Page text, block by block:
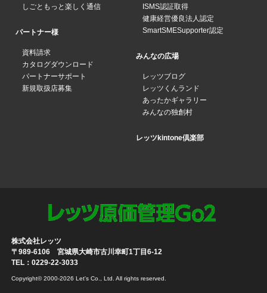
しごともっと楽しく通信
パートナー様
資料請求
カタログダウンロード
パートナーサポート
新規取扱店募集
ISMS認証取得
健康経営優良法人認定
SmartSMESupporter認定
みんなの広場
レッツブログ
レッツくんランド
あったかギャラリー
みんなの独創村
レッツkintone倶楽部
株式会社レッツ
〒989-6106 宮城県大崎市古川幸町1丁目6-12
TEL：0229-22-3033
Copyright© 2000-2026 Let's Co., Ltd. All rights reserved.